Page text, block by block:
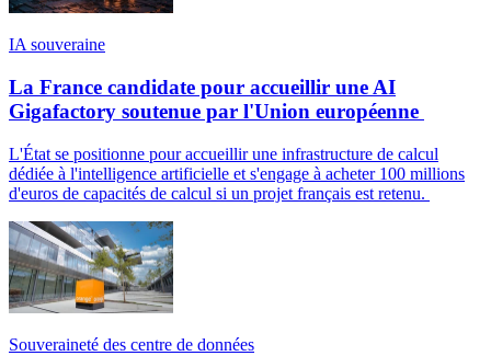
IA souveraine
La France candidate pour accueillir une AI
Gigafactory soutenue par l'Union européenne
L'État se positionne pour accueillir une infrastructure de calcul
dédiée à l'intelligence artificielle et s'engage à acheter 100 millions
d'euros de capacités de calcul si un projet français est retenu.
Souveraineté des centre de données